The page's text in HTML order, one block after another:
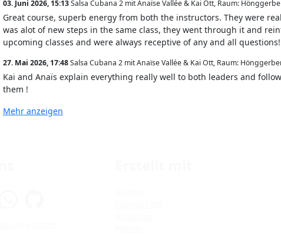
03. Juni 2026, 15:13Salsa Cubana 2 mit Anaïse Vallée & Kai Ott, Raum:
Great course, superb energy from both the instructors. They were
was alot of new steps in the same class, they went through it and
upcoming classes and were always receptive of any and all questions!
27. Mai 2026, 17:48Salsa Cubana 2 mit Anaïse Vallée & Kai Ott, Raum:
Kai and Anaïs explain everything really well to both leaders and
them !
Mehr anzeigen